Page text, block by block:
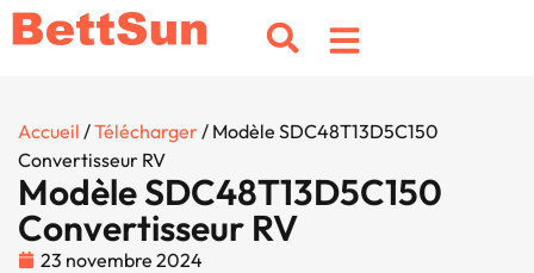
Accueil /Télécharger/ Modèle SDC48T13D5C150
Convertisseur RV
Modèle SDC48T13D5C150
Convertisseur RV
23 novembre 2024